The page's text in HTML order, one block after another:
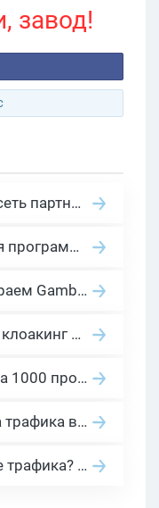
завод!
SalesDoubler: украинская сеть партнерских программ с оплатой за действие
Partners 1win: партнерская программа казино в нише гемблинг арбитраж
2026 Гемблинг это: Разбираем Gambling вертикаль, и все что связано с гемблинг и беттинг офферами
Cloaking House: облачный клоакинг для фильтрации ботов FB и Google Ads — гайд PHP-интеграции 2026
Сколько платит YouTube за 1000 просмотров в 2026: реальные цифры от 0.5 до 36 USD по ГЕО
Нейросети для арбитража трафика в 2026: инструменты, кейсы и AI-медиабайеры
За что платят в арбитраже трафика? 30 моделей оплаты в бурж и СНГ партнерках